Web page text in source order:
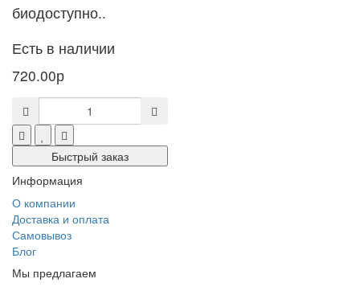
биодоступно..
Есть в наличии
720.00р
Быстрый заказ
Информация
О компании
Доставка и оплата
Самовывоз
Блог
Мы предлагаем